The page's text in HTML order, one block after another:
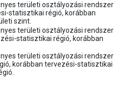
területi osztályozási rendszer
statisztikai régió, korábban
szint.
területi osztályozási rendszer
statisztikai régió, korábban
területi osztályozási rendszer
korábban tervezési-statisztikai